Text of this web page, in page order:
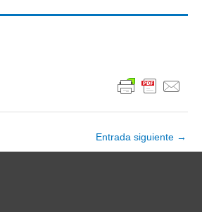
Entrada siguiente →